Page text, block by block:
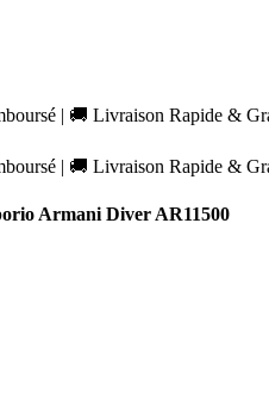
| 🚚 Livraison Rapide &
| 🚚 Livraison Rapide &
Armani Diver AR11500